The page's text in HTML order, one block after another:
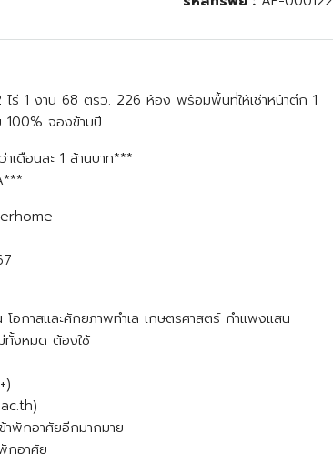
1 งาน 68 ตรว. 226 ห้อง พร้อมพื้นที่ให้เช่าหน้าตึก 1
จองข้ามปี
เดือนละ 1 ล้านบาท***
อกาสและศักยภาพทำเล เกษตรศาสตร์ กำแพงแสน
งหมด ต้องใช้
าพักอาศัยอีกมากมาย
กอาศัย